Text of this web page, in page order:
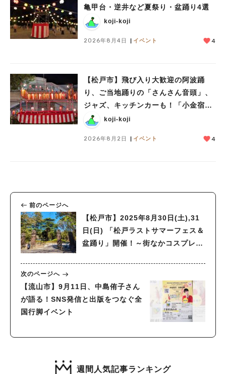
亀甲台・逆井など夏祭り・盆踊り4選
koji-koji
2026年8月4日 イベント 4
【松戸市】飛び入り大歓迎の阿波踊
り、ご当地踊りの「さんさん音頭」、
ジャズ、キッチンカーも！「小金宿ま
つり」8/28-30開催！
koji-koji
2026年8月2日 イベント 4
前のページへ
【松戸市】2025年8月30日(土),31
日(日) 「松戸ラストサマーフェス＆
盆踊り」開催！～街なかコスプレイ
次のページへ
【流山市】9月11日、中島侑子さん
が語る！SNS発信と出版をつなぐ全
国行脚イベント
週間人気記事ランキング